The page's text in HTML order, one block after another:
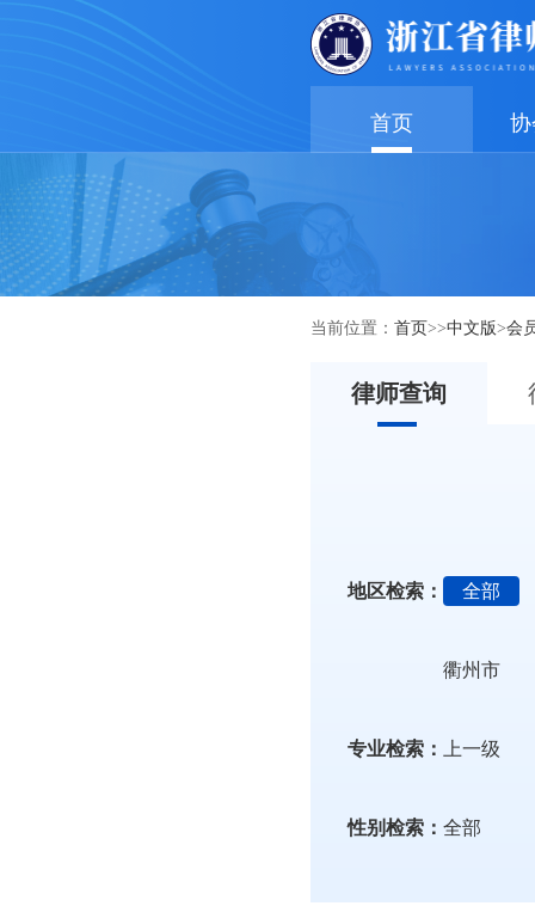
首页
当前位置： 首页>>中文版>会
律师查询
地区检索： 全部
衢州市
专业检索： 上一级
性别检索： 全部